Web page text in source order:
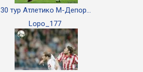
30 тур Атлетико М-Депор...
Lopo_177